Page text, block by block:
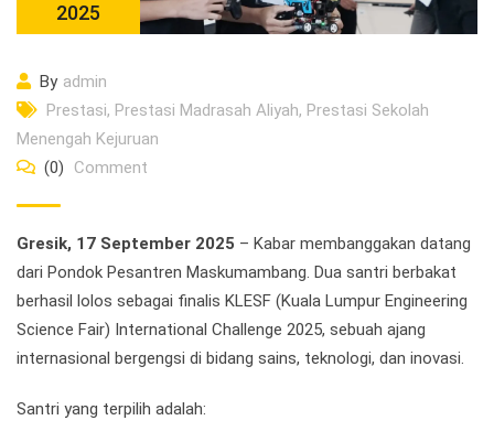
2025
By admin
Prestasi, Prestasi Madrasah Aliyah, Prestasi Sekolah
Menengah Kejuruan
(0)
Comment
Gresik, 17 September 2025 – Kabar membanggakan datang
dari Pondok Pesantren Maskumambang. Dua santri berbakat
berhasil lolos sebagai finalis KLESF (Kuala Lumpur Engineering
Science Fair) International Challenge 2025, sebuah ajang
internasional bergengsi di bidang sains, teknologi, dan inovasi.
Santri yang terpilih adalah: